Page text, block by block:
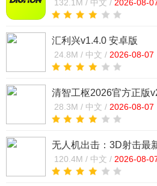
132.1M / 中文 / 2026-08-
汇利兴v1.4.0 安卓版
24.8M / 中文 / 2026-08-07
清智工枢2026官方正版
28.3M / 中文 / 2026-08-07
无人机出击：3D射击最
120.4M / 中文 / 2026-08-